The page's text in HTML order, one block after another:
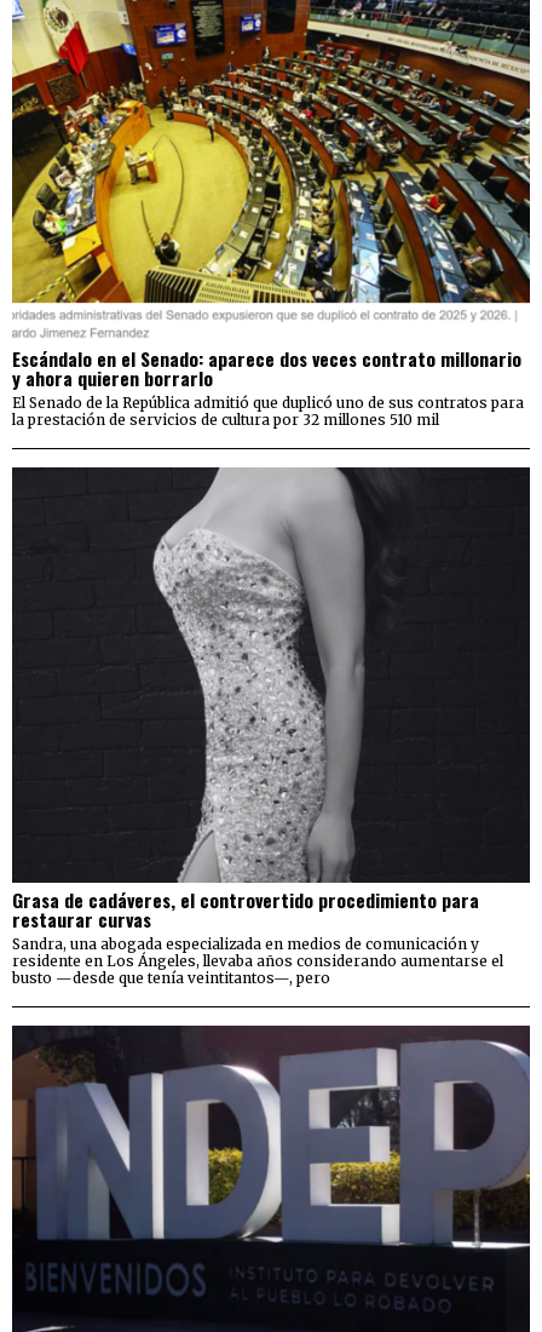
Escándalo en el Senado: aparece dos veces contrato millonario
y ahora quieren borrarlo
El Senado de la República admitió que duplicó uno de sus contratos para
la prestación de servicios de cultura por 32 millones 510 mil
Grasa de cadáveres, el controvertido procedimiento para
restaurar curvas
Sandra, una abogada especializada en medios de comunicación y
residente en Los Ángeles, llevaba años considerando aumentarse el
busto —desde que tenía veintitantos—, pero